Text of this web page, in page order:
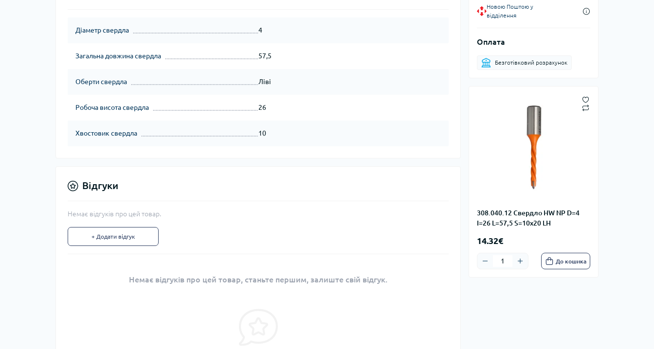
Новою Поштою у
відділення
Оплата
Безготівковий розрахунок
308.040.12 Свердло HW NP D=4
I=26 L=57,5 S=10x20 LH
14.32€
До кошика
Діаметр свердла 4
Загальна довжина свердла 57,5
Оберти свердла Ліві
Робоча висота свердла 26
Хвостовик свердла 10
Відгуки
Немає відгуків про цей товар.
+ Додати відгук
Немає відгуків про цей товар, станьте першим, залиште свій відгук.